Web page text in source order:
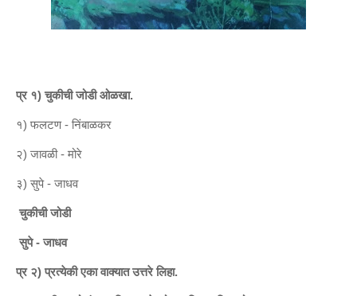
प्र १) चुकीची जोडी ओळखा.
१) फलटण - निंबाळकर
२) जावळी - मोरे
३) सुपे - जाधव
चुकीची जोडी
सुपे - जाधव
प्र २) प्रत्येकी एका वाक्यात उत्तरे लिहा.